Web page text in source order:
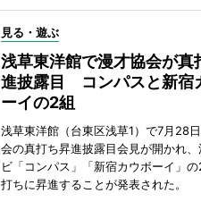
見る・遊ぶ
浅草東洋館で漫才協会が真
進披露目 コンパスと新宿
ーイの2組
浅草東洋館（台東区浅草1）で7月28
会の真打ち昇進披露目会見が開かれ、
ビ「コンパス」「新宿カウボーイ」
打ちに昇進することが発表された。